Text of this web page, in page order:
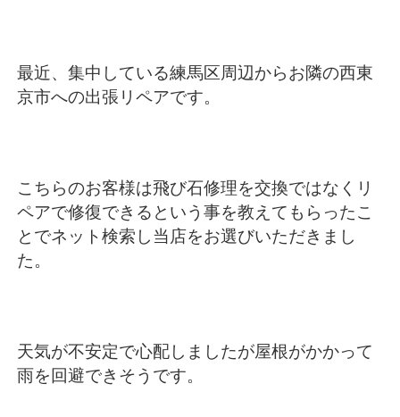
最近、集中している練馬区周辺からお隣の西東
京市への出張リペアです。
こちらのお客様は飛び石修理を交換ではなくリ
ペアで修復できるという事を教えてもらったこ
とでネット検索し当店をお選びいただきまし
た。
天気が不安定で心配しましたが屋根がかかって
雨を回避できそうです。